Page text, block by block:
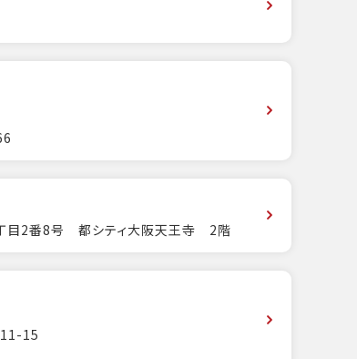
目2番8号 都シティ大阪天王寺 2階
15